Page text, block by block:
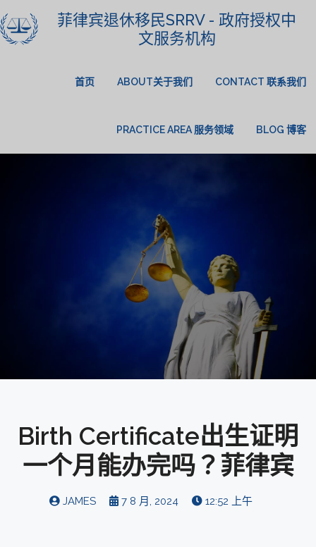
菲律宾退休移民SRRV - 政府授权中
文服务机构
首页 ABOUT关于我们 CONTACT 联系我们
PRACTICE AREA 服务领域 BLOG 博客
Birth Certificate出生证明
一个月能办完吗？菲律宾
JAMES 7 8 月, 2024 12:52 上午